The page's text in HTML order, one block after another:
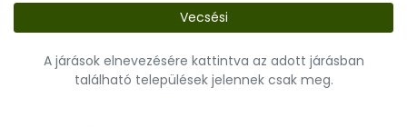
Vecsési
A járások elnevezésére kattintva az adott járásban
található települések jelennek csak meg.